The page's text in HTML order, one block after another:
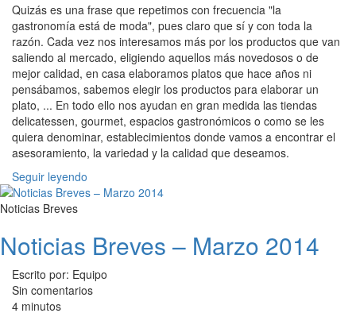
Quizás es una frase que repetimos con frecuencia "la
gastronomía está de moda", pues claro que sí y con toda la
razón. Cada vez nos interesamos más por los productos que van
saliendo al mercado, eligiendo aquellos más novedosos o de
mejor calidad, en casa elaboramos platos que hace años ni
pensábamos, sabemos elegir los productos para elaborar un
plato, ... En todo ello nos ayudan en gran medida las tiendas
delicatessen, gourmet, espacios gastronómicos o como se les
quiera denominar, establecimientos donde vamos a encontrar el
asesoramiento, la variedad y la calidad que deseamos.
Seguir leyendo
Noticias Breves
Noticias Breves – Marzo 2014
Escrito por: Equipo
Sin comentarios
4 minutos